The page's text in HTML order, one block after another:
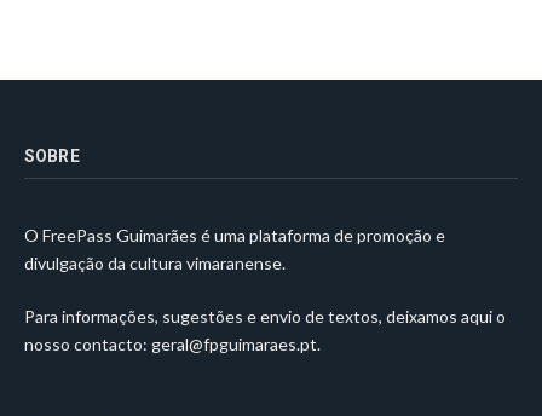
SOBRE
O FreePass Guimarães é uma plataforma de promoção e
divulgação da cultura vimaranense.
Para informações, sugestões e envio de textos, deixamos aqui o
nosso contacto: geral@fpguimaraes.pt.